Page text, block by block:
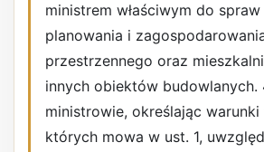
ministrem właściwym do
planowania i
przestrzennego oraz
innych obiektów budowlanych.
ministrowie, określając
których mowa w ust. 1,